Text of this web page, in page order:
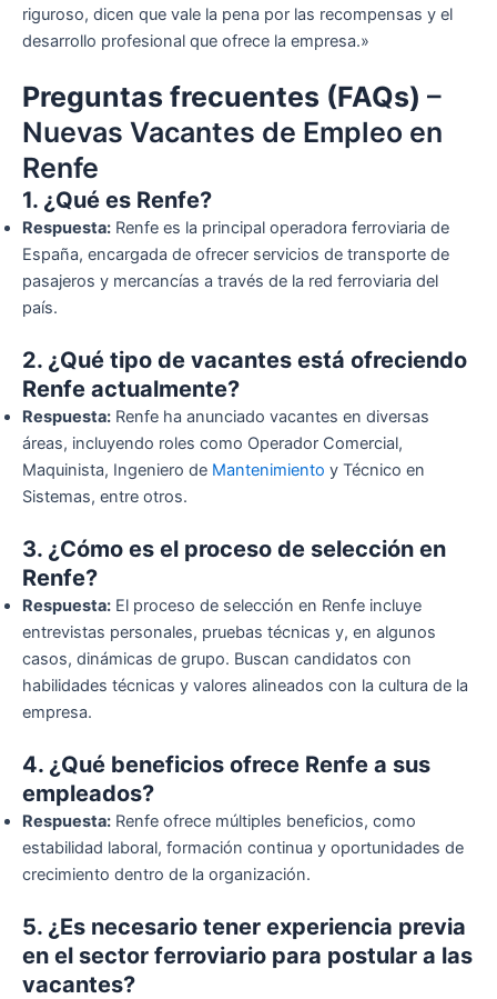
riguroso, dicen que vale la pena por las recompensas y el
desarrollo profesional que ofrece la empresa.»
Preguntas frecuentes (FAQs) –
Nuevas Vacantes de Empleo en
Renfe
1. ¿Qué es Renfe?
Respuesta: Renfe es la principal operadora ferroviaria de
España, encargada de ofrecer servicios de transporte de
pasajeros y mercancías a través de la red ferroviaria del
país.
2. ¿Qué tipo de vacantes está ofreciendo
Renfe actualmente?
Respuesta: Renfe ha anunciado vacantes en diversas
áreas, incluyendo roles como Operador Comercial,
Maquinista, Ingeniero de Mantenimiento y Técnico en
Sistemas, entre otros.
3. ¿Cómo es el proceso de selección en
Renfe?
Respuesta: El proceso de selección en Renfe incluye
entrevistas personales, pruebas técnicas y, en algunos
casos, dinámicas de grupo. Buscan candidatos con
habilidades técnicas y valores alineados con la cultura de la
empresa.
4. ¿Qué beneficios ofrece Renfe a sus
empleados?
Respuesta: Renfe ofrece múltiples beneficios, como
estabilidad laboral, formación continua y oportunidades de
crecimiento dentro de la organización.
5. ¿Es necesario tener experiencia previa
en el sector ferroviario para postular a las
vacantes?